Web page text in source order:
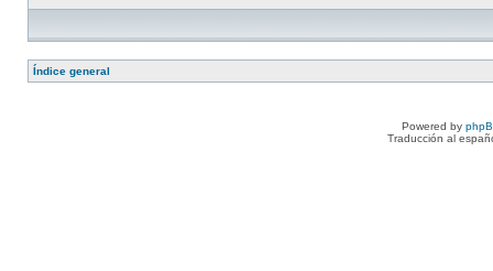
Índice general
Powered by
Traducción al